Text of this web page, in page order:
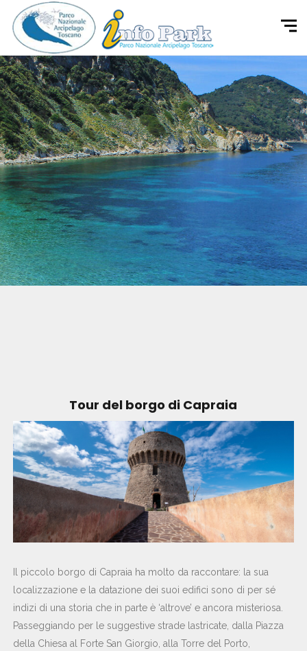
Tour del borgo di Capraia
Il piccolo borgo di Capraia ha molto da raccontare: la sua
localizzazione e la datazione dei suoi edifici sono di per sé
indizi di una storia che in parte è ‘altrove’ e ancora misteriosa.
Passeggiando per le suggestive strade lastricate, dalla Piazza
della Chiesa al Forte San Giorgio, alla Torre del Porto,